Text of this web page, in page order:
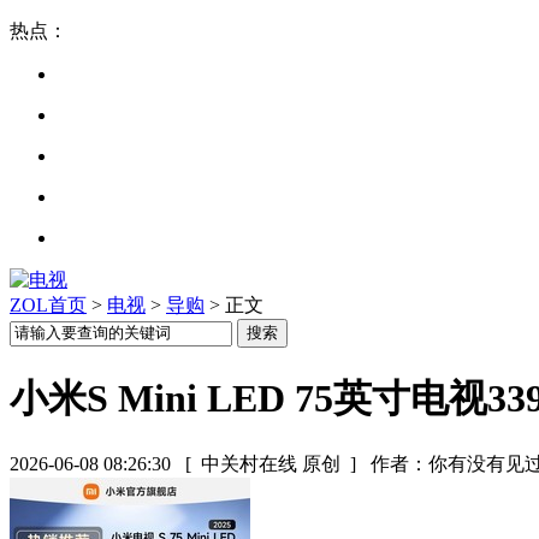
热点：
ZOL首页 > 电视 > 导购 > 正文
小米S Mini LED 75英寸电视
2026-06-08 08:26:30 [ 中关村在线 原创 ] 作者：你有没有见